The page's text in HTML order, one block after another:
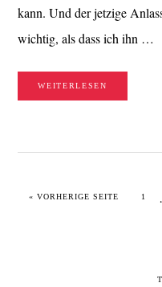
kann. Und der jetzige
wichtig, als dass ich ihn …
WEITERLESEN
« VORHERIGE SEITE AUFRUFEN
SEITE
1